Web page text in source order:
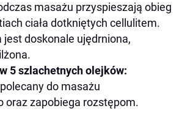
masażu przyspieszają obieg
ciała dotkniętych cellulitem.
jest doskonale ujędrniona,
5 szlachetnych olejków:
do masażu
oraz zapobiega rozstępom.